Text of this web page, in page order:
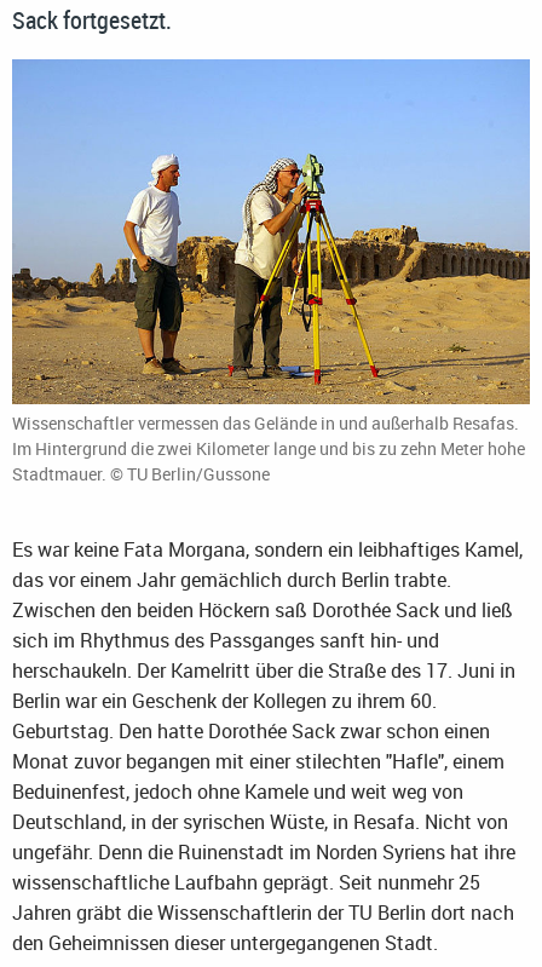
Sack fortgesetzt.
Wissenschaftler vermessen das Gelände in und außerhalb Resafas.
Im Hintergrund die zwei Kilometer lange und bis zu zehn Meter hohe
Stadtmauer. © TU Berlin/Gussone
Es war keine Fata Morgana, sondern ein leibhaftiges Kamel,
das vor einem Jahr gemächlich durch Berlin trabte.
Zwischen den beiden Höckern saß Dorothée Sack und ließ
sich im Rhythmus des Passganges sanft hin- und
herschaukeln. Der Kamelritt über die Straße des 17. Juni in
Berlin war ein Geschenk der Kollegen zu ihrem 60.
Geburtstag. Den hatte Dorothée Sack zwar schon einen
Monat zuvor begangen mit einer stilechten "Hafle", einem
Beduinenfest, jedoch ohne Kamele und weit weg von
Deutschland, in der syrischen Wüste, in Resafa. Nicht von
ungefähr. Denn die Ruinenstadt im Norden Syriens hat ihre
wissenschaftliche Laufbahn geprägt. Seit nunmehr 25
Jahren gräbt die Wissenschaftlerin der TU Berlin dort nach
den Geheimnissen dieser untergegangenen Stadt.